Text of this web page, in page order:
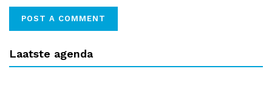
Laatste agenda